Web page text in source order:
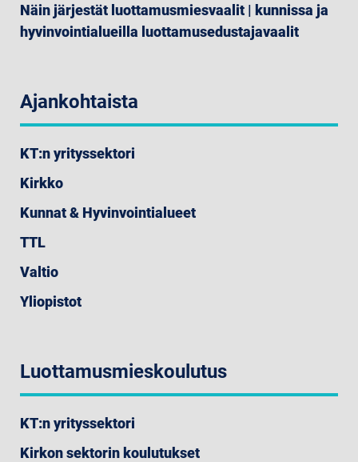
Näin järjestät luottamusmiesvaalit | kunnissa ja
hyvinvointialueilla luottamusedustajavaalit
Ajankohtaista
KT:n yrityssektori
Kirkko
Kunnat & Hyvinvointialueet
TTL
Valtio
Yliopistot
Luottamusmieskoulutus
KT:n yrityssektori
Kirkon sektorin koulutukset